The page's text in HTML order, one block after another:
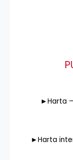
►Harta
►Harta